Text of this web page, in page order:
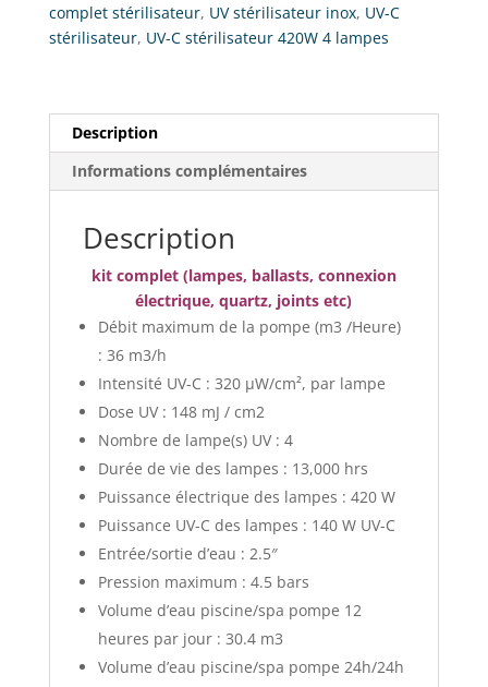
UV
complet stérilisateur, UV stérilisateur inox, UV-C
stérilisateur, UV-C stérilisateur 420W 4 lampes
Description
Informations complémentaires
Description
kit complet (lampes, ballasts, connexion
électrique, quartz, joints etc)
Débit maximum de la pompe (m3 /Heure)
: 36 m3/h
Intensité UV-C : 320 μW/cm², par lampe
Dose UV : 148 mJ / cm2
Nombre de lampe(s) UV : 4
Durée de vie des lampes : 13,000 hrs
Puissance électrique des lampes : 420 W
Puissance UV-C des lampes : 140 W UV-C
Entrée/sortie d’eau : 2.5″
Pression maximum : 4.5 bars
Volume d’eau piscine/spa pompe 12
heures par jour : 30.4 m3
Volume d’eau piscine/spa pompe 24h/24h